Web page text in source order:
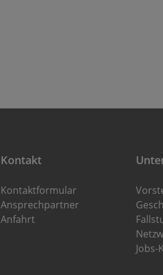
Kontakt
Kontaktformular
Ansprechpartner
Anfahrt
Jobs-